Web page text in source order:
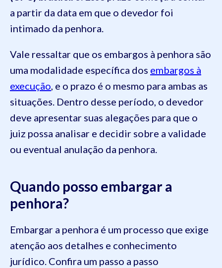
a partir da data em que o devedor foi
intimado da penhora.
Vale ressaltar que os embargos à penhora são
uma modalidade específica dos embargos à
execução, e o prazo é o mesmo para ambas as
situações. Dentro desse período, o devedor
deve apresentar suas alegações para que o
juiz possa analisar e decidir sobre a validade
ou eventual anulação da penhora.
Quando posso embargar a
penhora?
Embargar a penhora é um processo que exige
atenção aos detalhes e conhecimento
jurídico. Confira um passo a passo